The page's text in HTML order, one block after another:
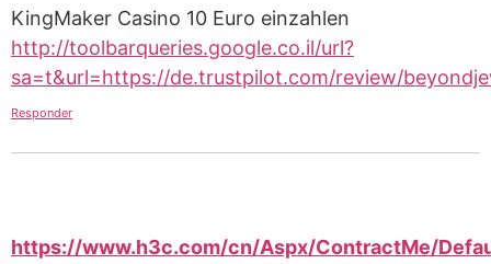
KingMaker Casino 10 Euro einzahlen
http://toolbarqueries.google.co.il/url?
sa=t&url=https://de.trustpilot.com/review/
Responder
https://www.h3c.com/cn/Aspx/ContractMe/